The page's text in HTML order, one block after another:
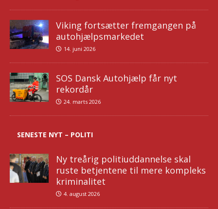
Viking fortsætter fremgangen på
autohjælpsmarkedet
14. juni 2026
SOS Dansk Autohjælp får nyt
rekordår
24. marts 2026
SENESTE NYT – POLITI
Ny treårig politiuddannelse skal
ruste betjentene til mere kompleks
kriminalitet
4. august 2026